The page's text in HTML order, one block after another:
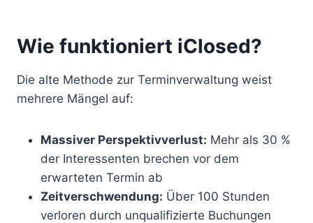
Wie funktioniert iClosed?
Die alte Methode zur Terminverwaltung weist
mehrere Mängel auf:
Massiver Perspektivverlust: Mehr als 30 %
der Interessenten brechen vor dem
erwarteten Termin ab
Zeitverschwendung: Über 100 Stunden
verloren durch unqualifizierte Buchungen